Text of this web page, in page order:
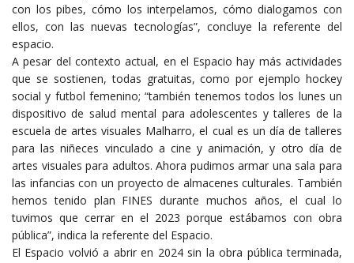
con los pibes, cómo los interpelamos, cómo dialogamos con
ellos, con las nuevas tecnologías”, concluye la referente del
espacio.
A pesar del contexto actual, en el Espacio hay más actividades
que se sostienen, todas gratuitas, como por ejemplo hockey
social y futbol femenino; “también tenemos todos los lunes un
dispositivo de salud mental para adolescentes y talleres de la
escuela de artes visuales Malharro, el cual es un día de talleres
para las niñeces vinculado a cine y animación, y otro día de
artes visuales para adultos. Ahora pudimos armar una sala para
las infancias con un proyecto de almacenes culturales. También
hemos tenido plan FINES durante muchos años, el cual lo
tuvimos que cerrar en el 2023 porque estábamos con obra
pública”, indica la referente del Espacio.
El Espacio volvió a abrir en 2024 sin la obra pública terminada,